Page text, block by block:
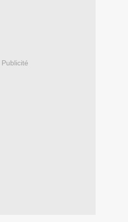
Publicité